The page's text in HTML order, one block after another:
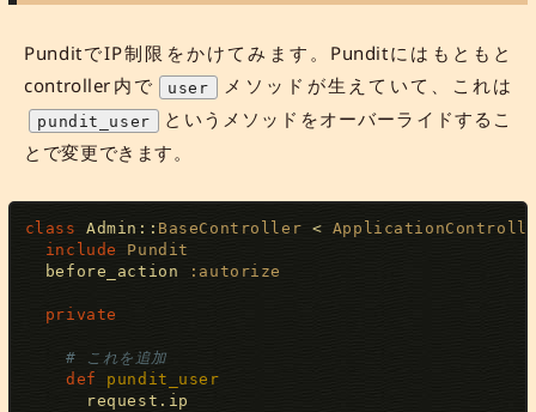
PunditでIP制限をかけてみます。Punditにはもともと
controller内で
user メソッドが生えていて、これは
pundit_user
というメソッドをオーバーライドするこ
とで変更できます。
class Admin : : BaseController <
include
Pundit
  before_action
:autorize
private
# これを追加
def
pundit_user
      request
. ip